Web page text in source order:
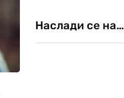
Наслади се на…